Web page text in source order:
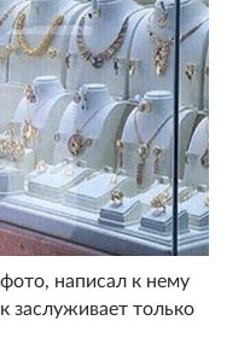
написал к нему
заслуживает только